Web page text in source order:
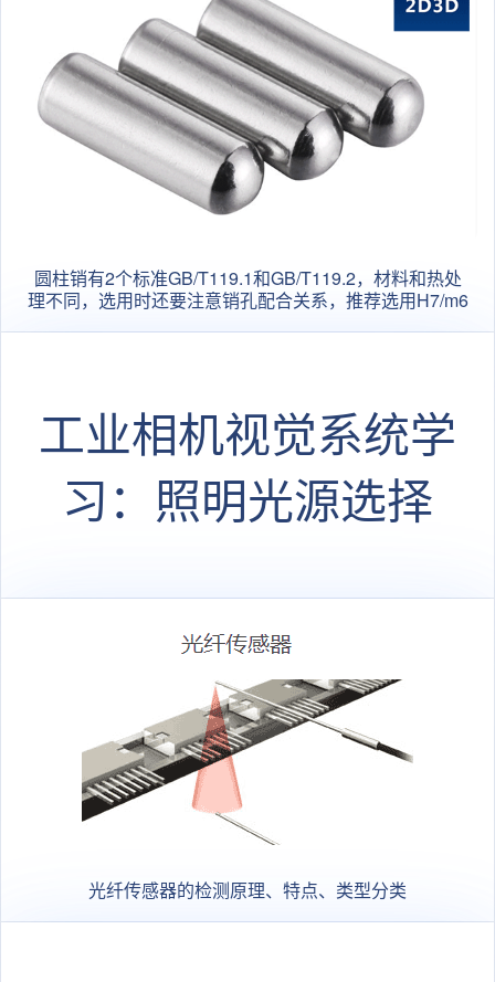
圆柱销有2个标准GB/T119.1和GB/T119.2，材料和热处
理不同，选用时还要注意销孔配合关系，推荐选用H7/m6
工业相机视觉系统学
习：照明光源选择
光纤传感器的检测原理、特点、类型分类